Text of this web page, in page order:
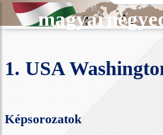
1. USA
Képsorozatok